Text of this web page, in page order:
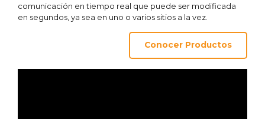
comunicación en tiempo real que puede ser modificada
en segundos, ya sea en uno o varios sitios a la vez.
Conocer Productos